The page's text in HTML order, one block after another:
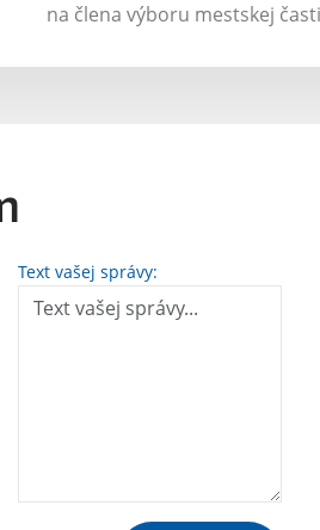
na člena výboru mestskej
Text vašej správy: